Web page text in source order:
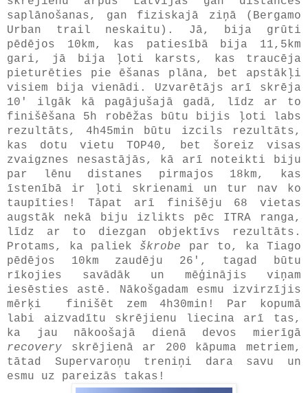
saplānošanas, gan fiziskajā ziņā (Bergamo
Urban trail neskaitu). Jā, bija grūti
pēdējos 10km, kas patiesībā bija 11,5km
gari, jā bija ļoti karsts, kas traucēja
pieturēties pie ēšanas plāna, bet apstākļi
visiem bija vienādi. Uzvarētājs arī skrēja
10' ilgāk kā pagājušajā gadā, līdz ar to
finišēšana 5h robēžas būtu bijis ļoti labs
rezultāts, 4h45min būtu izcils rezultāts,
kas dotu vietu TOP40, bet šoreiz visas
zvaigznes nesastājās, kā arī noteikti biju
par lēnu distanes pirmajos 18km, kas
īstenībā ir ļoti skrienami un tur nav ko
taupīties! Tāpat arī finišēju 68 vietas
augstāk nekā biju izlikts pēc ITRA ranga,
līdz ar to diezgan objektīvs rezultāts.
Protams, ka paliek škrobe par to, ka Tiago
pēdējos 10km zaudēju 26', tagad būtu
rīkojies savādāk un mēģinājis viņam
iesēsties astē. Nākošgadam esmu izvirzījis
mērķi finišēt zem 4h30min! Par kopumā
labi aizvadītu skrējienu liecina arī tas,
ka jau nākoošajā dienā devos mierīgā
recovery skrējienā ar 200 kāpuma metriem,
tātad Supervaroņu treniņi dara savu un
esmu uz pareizās takas!